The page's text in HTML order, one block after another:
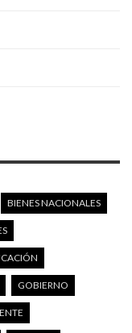
BIENES NACIONALES
GOBIERNO